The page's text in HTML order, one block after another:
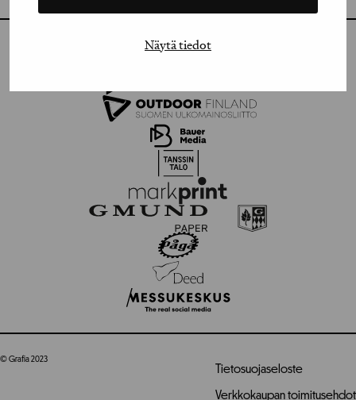
Näytä tiedot
© Grafia 2023
Tietosuojaseloste
Verkkokaupan toimitusehdot